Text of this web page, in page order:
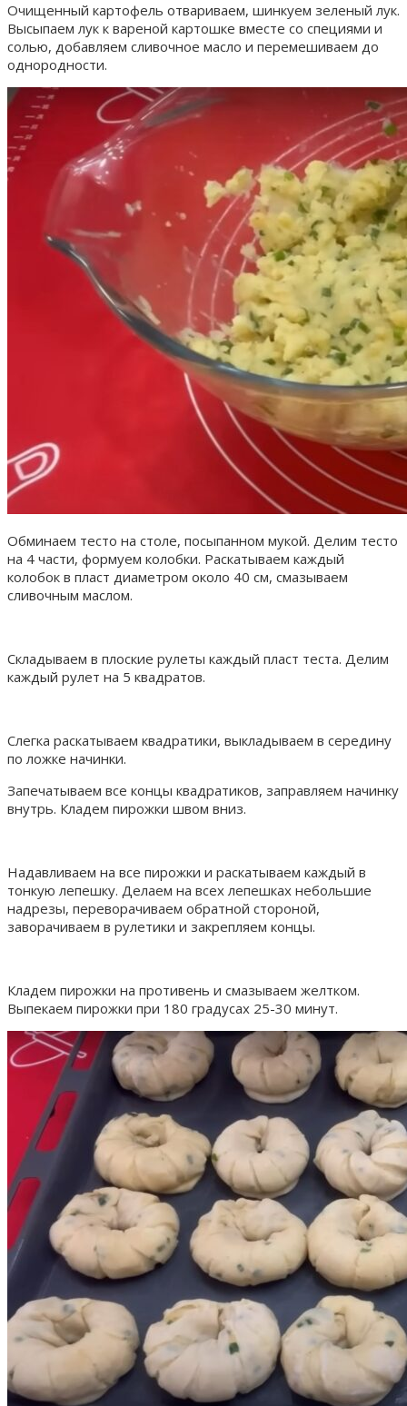
Очищенный картофель отвариваем, шинкуем зеленый лук.
Высыпаем лук к вареной картошке вместе со специями и
солью, добавляем сливочное масло и перемешиваем до
однородности.
Обминаем тесто на столе, посыпанном мукой. Делим тесто
на 4 части, формуем колобки. Раскатываем каждый
колобок в пласт диаметром около 40 см, смазываем
сливочным маслом.
Складываем в плоские рулеты каждый пласт теста. Делим
каждый рулет на 5 квадратов.
Слегка раскатываем квадратики, выкладываем в середину
по ложке начинки.
Запечатываем все концы квадратиков, заправляем начинку
внутрь. Кладем пирожки швом вниз.
Надавливаем на все пирожки и раскатываем каждый в
тонкую лепешку. Делаем на всех лепешках небольшие
надрезы, переворачиваем обратной стороной,
заворачиваем в рулетики и закрепляем концы.
Кладем пирожки на противень и смазываем желтком.
Выпекаем пирожки при 180 градусах 25-30 минут.